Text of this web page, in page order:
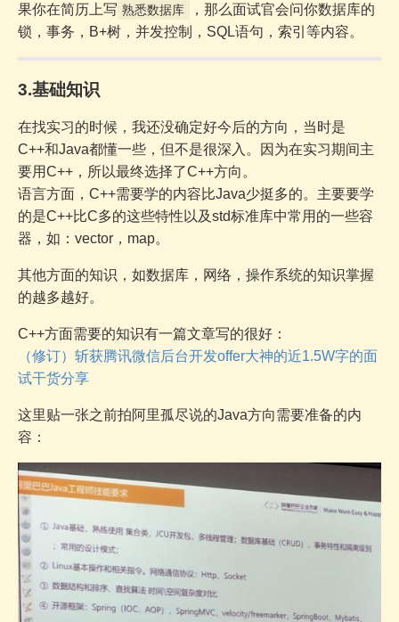
果你在简历上写 熟悉数据库
，那么面试官会问你数据库的
锁，事务，B+树，并发控制，SQL语句，索引等内容。
3.基础知识
在找实习的时候，我还没确定好今后的方向，当时是
C++和Java都懂一些，但不是很深入。因为在实习期间主
要用C++，所以最终选择了C++方向。
语言方面，C++需要学的内容比Java少挺多的。主要要学
的是C++比C多的这些特性以及std标准库中常用的一些容
器，如：vector，map。
其他方面的知识，如数据库，网络，操作系统的知识掌握
的越多越好。
C++方面需要的知识有一篇文章写的很好：
（修订）斩获腾讯微信后台开发offer大神的近1.5W字的面
试干货分享
这里贴一张之前拍阿里孤尽说的Java方向需要准备的内
容：